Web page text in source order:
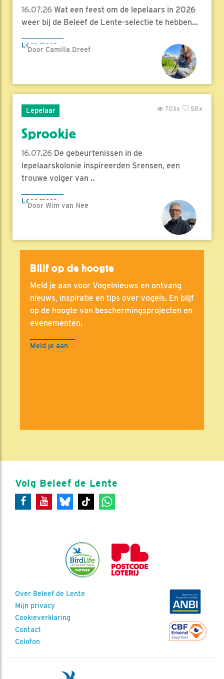
16.07.26 Wat een feest om de lepelaars in 2026
weer bij de Beleef de Lente-selectie te hebben...
Lees meer
Door Camilla Dreef
Lepelaar 58x
703x
Sprookje
16.07.26 De gebeurtenissen in de
lepelaarskolonie inspireerden Srensen, een
trouwe volger van ..
Lees meer
Door Wim van Nee
Blijf op de hoogte
Meld je aan voor Vogelnieuws en ontvang
nieuws, inspiratie en tips over vogels. En blijf
op de hoogte van beschermingsprojecten en
evenementen.
Meld je aan
Volg Beleef de Lente
Over Beleef de Lente
Mijn privacy
Cookieverklaring
Contact
Colofon